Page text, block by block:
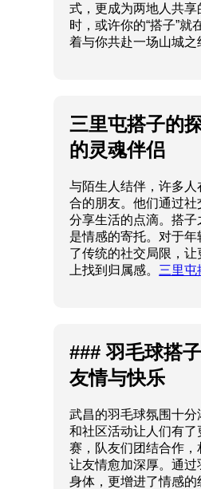
式，更成为两地人共
时，或许你的“搭子”
着与你共赴一场山城之
三里屯搭子的
的灵魂伴侣
与陌生人结伴，许多
合的朋友。他们通过
分享生活的点滴。搭
是情感的寄托。对于
了传统的社交局限，
上找到归属感。 三里屯
### 羽毛球搭
友情与快乐
武昌的羽毛球氛围十
和社区活动让人们有
赛，队友们团结合作
让友情愈加深厚。通
身体，更增进了情感的